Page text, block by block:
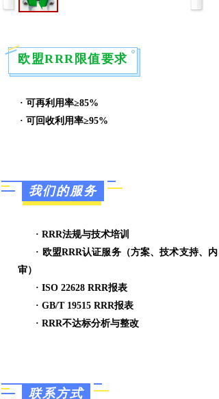
欧盟RRR限值要求
· 可再利用率≥85%
· 可回收利用率≥95%
我们的服务
·RRR法规与技术培训
· 欧盟RRR认证服务（方案、技术支持、内
审）
·ISO 22628 RRR报表
·GB/T 19515 RRR报表
·RRR不达标分析与整改
联系方式